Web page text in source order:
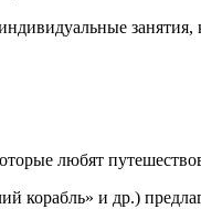
занятия,
любят
корабль» и др.)